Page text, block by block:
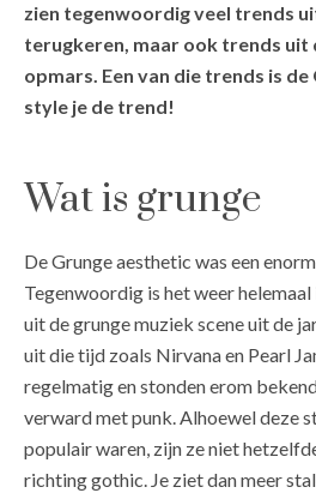
zien tegenwoordig veel trends
terugkeren, maar ook trends uit
opmars. Een van die trends is
style je de trend!
Wat is grunge
De Grunge aesthetic was een
Tegenwoordig is het weer
uit de grunge muziek scene uit de
uit die tijd zoals Nirvana en Pearl
regelmatig en stonden erom
verward met punk. Alhoewel deze
populair waren, zijn ze niet
richting gothic. Je ziet dan meer